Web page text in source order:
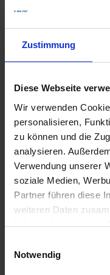
Zustimmung
Diese Webseite
Wir verwenden
personalisieren,
zu können und die
analysieren.
Verwendung unserer
soziale Medien,
Partner führen diese
weiteren Daten
haben oder die sie im
Notwendig